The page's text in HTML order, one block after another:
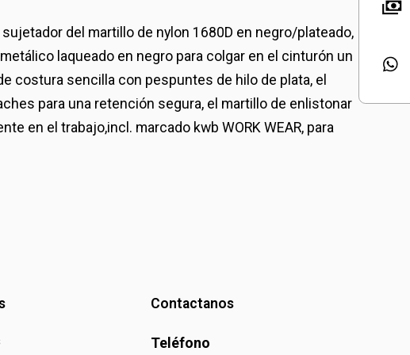
del martillo de nylon 1680D en negro/plateado,
laqueado en negro para colgar en el cinturón un
costura sencilla con pespuntes de hilo de plata, el
para una retención segura, el martillo de enlistonar
en el trabajo,incl. marcado kwb WORK WEAR, para
Contactanos
Teléfono